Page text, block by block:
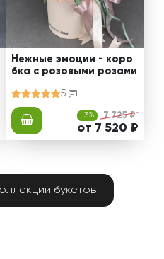
Нежные эмоции - коро
бка с розовыми розами
5
-3% 7 725 ₽
от 7 520 ₽
букетов